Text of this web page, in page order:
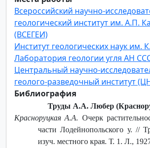
Всероссийский научно-
геологический институт им. А.П.
(ВСЕГЕИ)
Институт геологических наук им.
Лаборатория геологии угля АН
Центральный научно-
геолого-разведочный институт
Библиография
Труды А.А. Любер
Красноруцкая А.А. Очерк
части Лодейнопольского у. //
изуч. местного края. Т. 1. Л.,